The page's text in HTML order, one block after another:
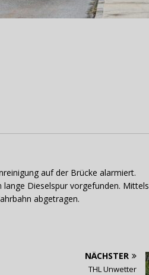
auf der Brücke alarmiert.
Dieselspur vorgefunden. Mittels
abgetragen.
NÄCHSTER
THL Unwetter